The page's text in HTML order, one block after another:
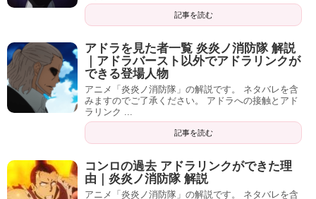
記事を読む
アドラを見た者一覧 炎炎ノ消防隊 解説
｜アドラバースト以外でアドラリンクが
できる登場人物
アニメ「炎炎ノ消防隊」の解説です。 ネタバレを含
みますのでご了承ください。 アドラへの接触とアド
ラリンク ...
記事を読む
コンロの過去 アドラリンクができた理
由｜炎炎ノ消防隊 解説
アニメ「炎炎ノ消防隊」の解説です。 ネタバレを含